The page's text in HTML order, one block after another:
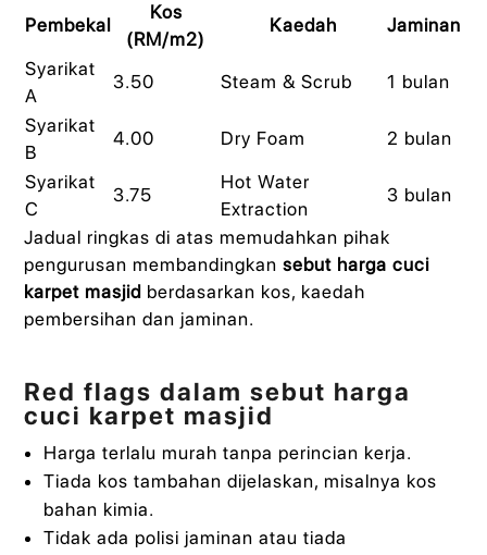
Pembekal
Kos
(RM/m2)
Kaedah
Jaminan
Syarikat
A
3.50 Steam & Scrub
1 bulan
Syarikat
B
4.00 Dry Foam
2 bulan
Syarikat
C
3.75
Hot Water
Extraction
3 bulan
Jadual ringkas di atas memudahkan pihak
pengurusan membandingkansebut harga cuci
karpet masjid berdasarkan kos, kaedah
pembersihan dan jaminan.
Red flags dalam sebut harga
cuci karpet masjid
Harga terlalu murah tanpa perincian kerja.
Tiada kos tambahan dijelaskan, misalnya kos
bahan kimia.
Tidak ada polisi jaminan atau tiada